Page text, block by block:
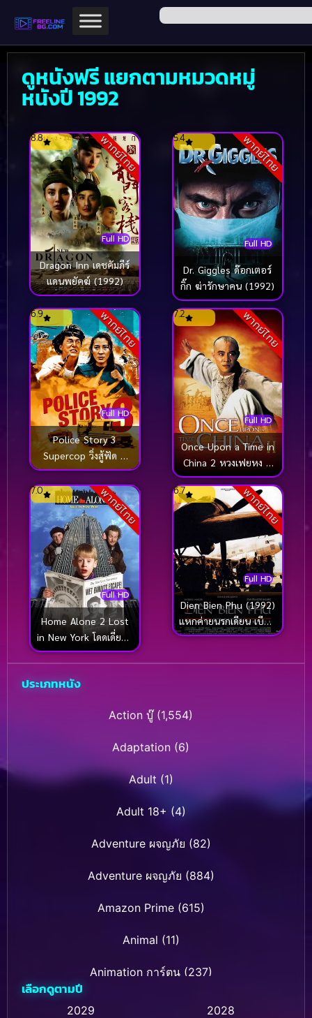
ดูหนังฟรี แยกตามหมวดหมู่
หนังปี 1992
พากย์ไทย
Full HD
8.8
Dragon Inn เดชคัมภีร์
แดนพยัคฆ์ (1992)
พากย์ไทย
Full HD
5.4
Dr. Giggles ด๊อกเตอร์
กิ๊ก ฆ่ารักษาคน (1992)
พากย์ไทย
Full HD
6.9
Police Story 3
Supercop วิ่งสู้ฟัด 3
(1992)
พากย์ไทย
Full HD
7.2
Once Upon a Time in
China 2 หวงเฟยหง 2
ถล่มมารยุทธจักร
(1992)
พากย์ไทย
Full HD
7.0
Home Alone 2 Lost
in New York โดดเดี่ยวผู้
น่ารัก 2 ตอน หลงใน
พากย์ไทย
Full HD
6.7
Dien Bien Phu (1992)
แหกค่ายนรกเดียน เบียน
ฟู
ประเภทหนัง
Action บู๊(1,554)
Adaptation (6)
Adult (1)
Adult 18+ (4)
Adventure ผจญภัย (82)
Adventure ผจญภัย (884)
Amazon Prime(615)
Animal (11)
Animation การ์ตูน(237)
Animation การ์ตูน (32)
เลือกดูตามปี
2029
2028